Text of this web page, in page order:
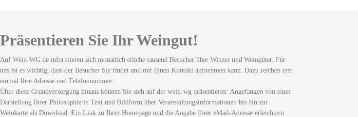
Präsentieren Sie Ihr Weingut!
Auf Wein-WG.de informieren sich monatlich etliche tausend Besucher über Winzer und Weingüter. Für
uns ist es wichtig, dass der Besucher Sie findet und mit Ihnen Kontakt aufnehmen kann. Dazu reichen erst
einmal Ihre Adresse und Telefonnummer.
Über diese Grundversorgung hinaus können Sie sich auf der wein-wg präsentieren: Angefangen von einer
Darstellung Ihrer Philosophie in Text und Bildform über Veranstaltungsinformationen bis hin zur
Weinkarte als Download. Ein Link zu Ihrer Homepage und die Angabe Ihrer eMail-Adresse erleichtern